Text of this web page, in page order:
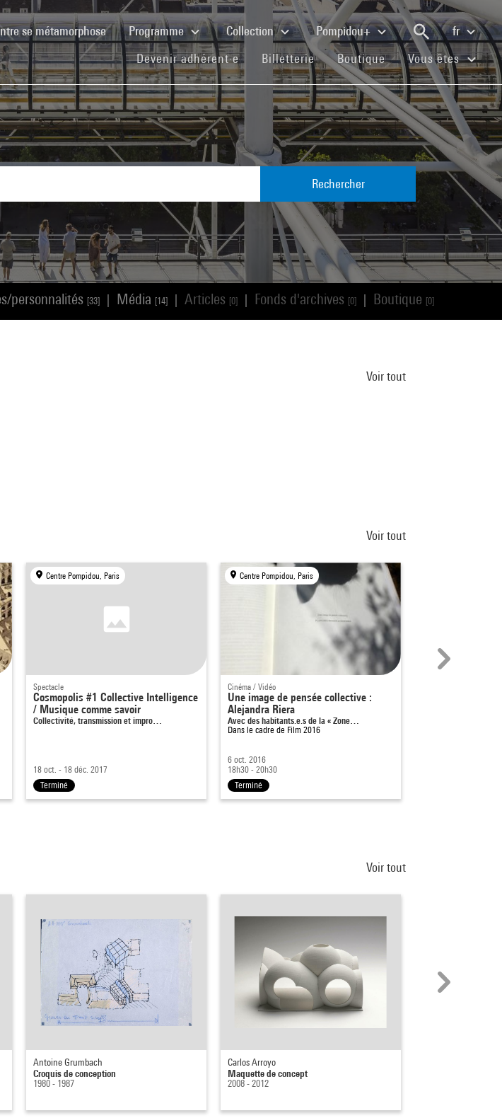
se métamorphose(current)Programme Collection Pompidou+
fr
Devenir adhérent·e(current)Billetterie(current)Boutique(current)Vous êtes
Rechercher
personnalités [33] Média [14] Articles [0] Fonds d'archives [0] Boutique [0]
Voir tout
Voir tout
Centre Pompidou, Paris
Spectacle
Cosmopolis #1 Collective Intelligence
/ Musique comme savoir
Collectivité, transmission et impro…
18 oct. - 18 déc. 2017
Terminé
Centre Pompidou, Paris
Cinéma / Vidéo
Une image de pensée collective :
Alejandra Riera
Avec des habitants.e.s de la « Zone…
Dans le cadre de Film 2016
6 oct. 2016
18h30 - 20h30
Terminé
Voir tout
Antoine Grumbach
Croquis de conception
1980 - 1987
Carlos Arroyo
Maquette de concept
2008 - 2012